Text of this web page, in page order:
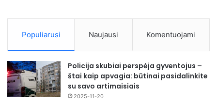
Populiarusi Naujausi Komentuojami
Policija skubiai perspėja gyventojus –
štai kaip apvagia: būtinai pasidalinkite
su savo artimaisiais
2025-11-20